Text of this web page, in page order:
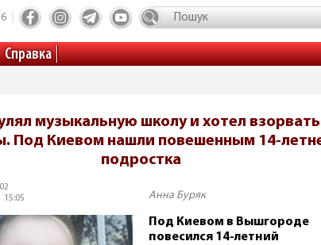
Справка
музыкальную школу и хотел взорвать
Под Киевом нашли повешенным 14-
подростка
15:05
Анна Буряк
Под Киевом в Вышгороде
повесился 14-летний